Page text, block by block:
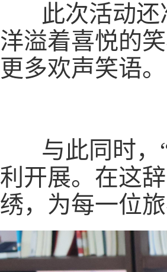
此次活动还
洋溢着喜悦的
更多欢声笑语。
与此同时，“
利开展。在这
绣，为每一位